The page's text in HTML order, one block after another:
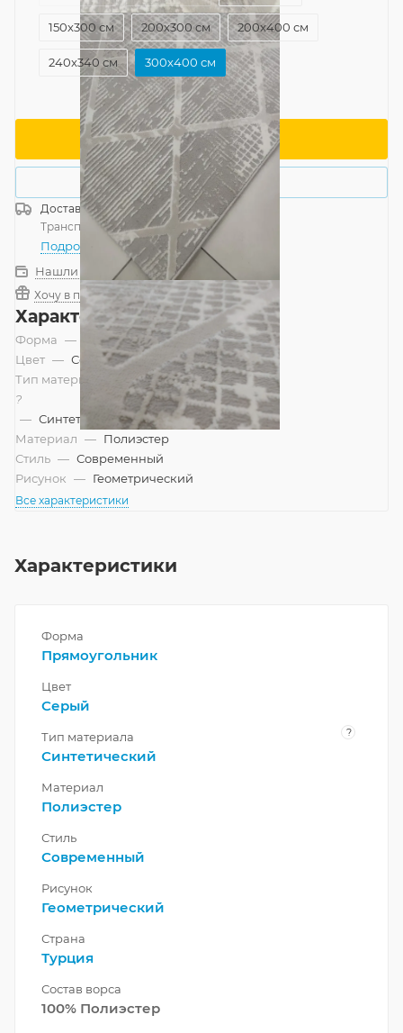
150x300 см 200x300 см 200x400 см
240x340 см 300x400 см
В корзину
Купить в 1 клик
ДоставкаРоссия
Транспортной компанией —бесплатно
Подробнее
Нашли дешевле?
Хочу в подарок
Характеристики
Форма —
Прямоугольник
Цвет — Серый
Тип материала
?
— Синтетический
Материал — Полиэстер
Стиль — Современный
Рисунок — Геометрический
Все характеристики
Характеристики
Форма
Прямоугольник
Цвет
Серый
Тип материала ?
Синтетический
Материал
Полиэстер
Стиль
Современный
Рисунок
Геометрический
Страна
Турция
Состав ворса
100% Полиэстер